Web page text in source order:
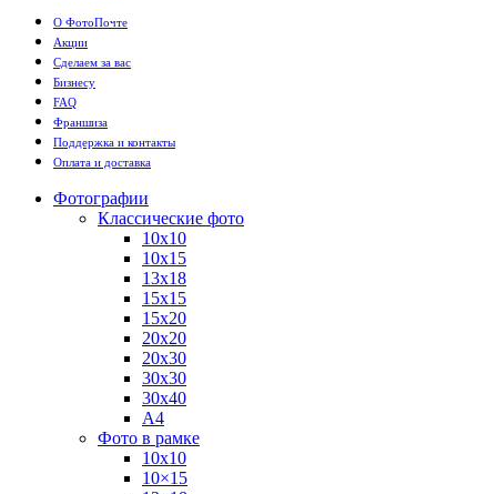
О ФотоПочте
Акции
Сделаем за вас
Бизнесу
FAQ
Франшиза
Поддержка и контакты
Оплата и доставка
Фотографии
Классические фото
10х10
10х15
13х18
15х15
15х20
20х20
20х30
30х30
30х40
А4
Фото в рамке
10х10
10×15